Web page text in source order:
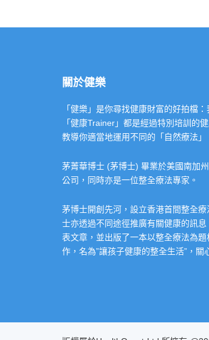
關於健樂
「健樂」是你尋找健康財富的好拍檔
「健康Trainer」都是經過特別培訓的
教導你適當地運用不同的「自然療法
茅菁華博士 (茅博士) 畢業於美國南加
公司，同時亦是一位整全療法專家。
茅博士開創先河，設立香港首間整全
士亦透過不同途徑推廣有關健康的訊
表文章，並出版了一本以整全療法為
作，名為”讓孩子健康的整全生活”，